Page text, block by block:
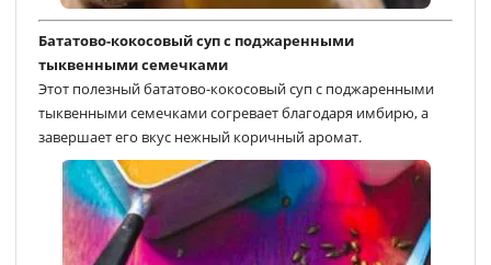
Бататово-кокосовый суп с поджаренными
тыквенными семечками
Этот полезный бататово-кокосовый суп с поджаренными
тыквенными семечками согревает благодаря имбирю, а
завершает его вкус нежный коричный аромат.